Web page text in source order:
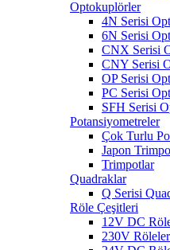
Optokuplörler
4N Serisi
6N Serisi
CNX Serisi
CNY Serisi
OP Serisi
PC Serisi
SFH Serisi
Potansiyometreler
Çok Turlu
Japon
Trimpotlar
Quadraklar
Q Serisi
Röle Çeşitleri
12V DC
230V Röleler